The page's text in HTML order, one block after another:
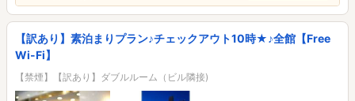
【訳あり】素泊まりプラン♪チェックアウト10時★♪全館【Free
Wi-Fi】
【禁煙】【訳あり】ダブルルーム（ビル隣接)